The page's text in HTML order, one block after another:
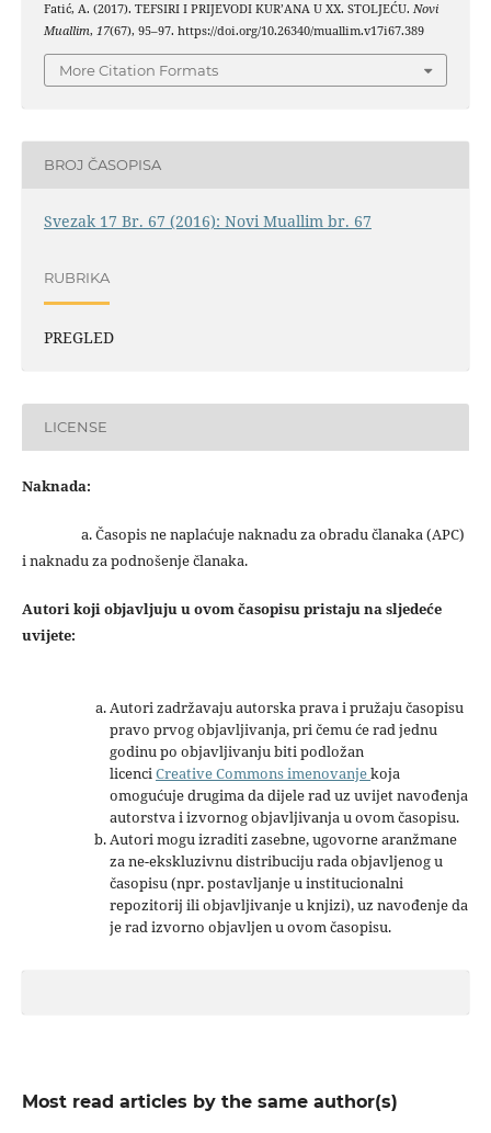
Fatić, A. (2017). TEFSIRI I PRIJEVODI KUR’ANA U XX. STOLJEĆU. Novi
Muallim, 17(67), 95–97. https://doi.org/10.26340/muallim.v17i67.389
More Citation Formats
BROJ ČASOPISA
Svezak 17 Br. 67 (2016): Novi Muallim br. 67
RUBRIKA
PREGLED
LICENSE
Naknada:
a. Časopis ne naplaćuje naknadu za obradu članaka (APC)
i naknadu za podnošenje članaka.
Autori koji objavljuju u ovom časopisu pristaju na sljedeće
uvijete:
Autori zadržavaju autorska prava i pružaju časopisu
pravo prvog objavljivanja, pri čemu će rad jednu
godinu po objavljivanju biti podložan
licenciCreative Commons imenovanjekoja
omogućuje drugima da dijele rad uz uvijet navođenja
autorstva i izvornog objavljivanja u ovom časopisu.
Autori mogu izraditi zasebne, ugovorne aranžmane
za ne-ekskluzivnu distribuciju rada objavljenog u
časopisu (npr. postavljanje u institucionalni
repozitorij ili objavljivanje u knjizi), uz navođenje da
je rad izvorno objavljen u ovom časopisu.
Most read articles by the same author(s)